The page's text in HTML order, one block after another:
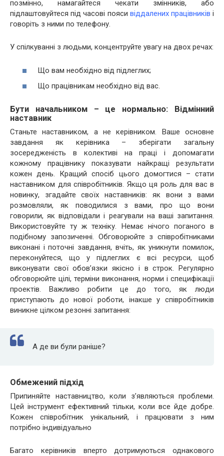
позмінно, намагайтеся чекати змінників, або
підлаштовуйтеся під часові пояси віддалених працівників і
говоріть з ними по телефону.
У спілкуванні з людьми, концентруйте увагу на двох речах:
Що вам необхідно від підлеглих;
Що працівникам необхідно від вас.
Бути начальником – це нормально: Відмінний
наставник
Станьте наставником, а не керівником. Ваше основне
завдання як керівника – зберігати загальну
зосередженість в колективі на праці і допомагати
кожному працівнику показувати найкращі результати
кожен день. Кращий спосіб цього домогтися – стати
наставником для співробітників. Якщо ця роль для вас в
новинку, згадайте своїх наставників: як вони з вами
розмовляли, як поводилися з вами, про що вони
говорили, як відповідали і реагували на ваші запитання.
Використовуйте ту ж техніку. Немає нічого поганого в
подібному запозиченні. Обговорюйте з співробітниками
виконані і поточні завдання, вчіть, як уникнути помилок,
переконуйтеся, що у підлеглих є всі ресурси, щоб
виконувати свої обов’язки якісно і в строк. Регулярно
обговорюйте цілі, терміни виконання, норми і специфікації
проектів. Важливо робити це до того, як люди
приступають до нової роботи, інакше у співробітників
виникне цілком резонні запитання:
А де ви були раніше?
Обмежений підхід
Припиняйте наставництво, коли з’являються проблеми.
Цей інструмент ефективний тільки, коли все йде добре.
Кожен співробітник унікальний, і працювати з ним
потрібно індивідуально
Багато керівників вперто дотримуються однакового